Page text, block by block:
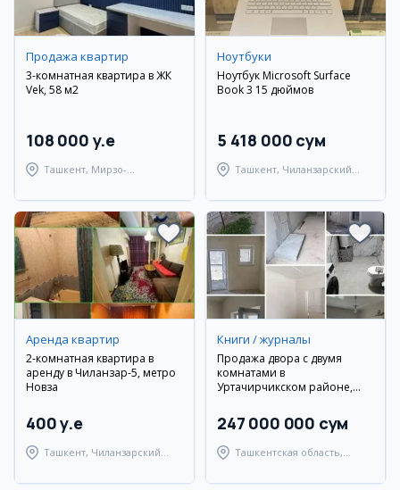
Продажа квартир
3-комнатная квартира в ЖК
Vek, 58 м2
108 000 y.e
Ташкент, Мирзо-
Ноутбуки
Ноутбук Microsoft Surface
Book 3 15 дюймов
5 418 000 сум
Ташкент, Чиланзарский
Аренда квартир
2-комнатная квартира в
аренду в Чиланзар-5, метро
Новза
400 y.e
Ташкент, Чиланзарский
Книги / журналы
Продажа двора с двумя
комнатами в
Уртачирчикском районе,
247 000 000 сум
Ташкентская область,